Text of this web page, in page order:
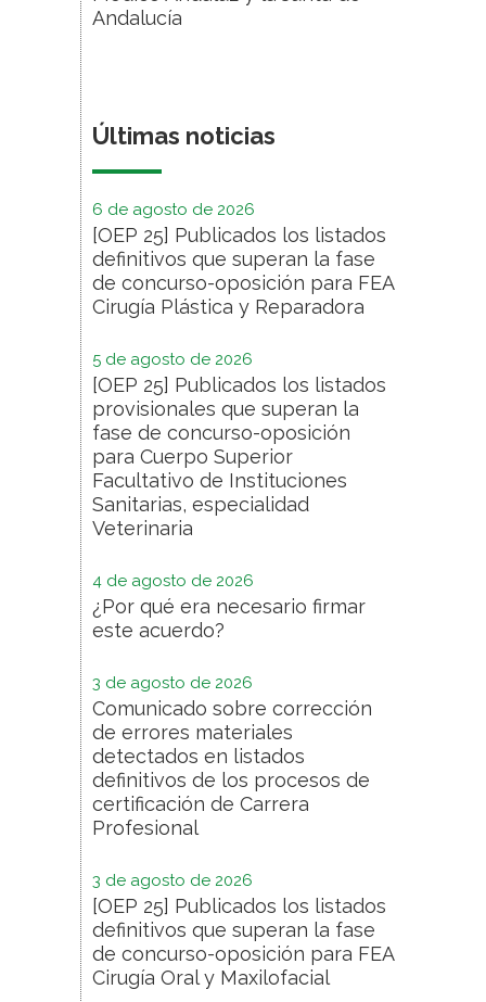
Andalucía
Últimas noticias
6 de agosto de 2026
[OEP 25] Publicados los listados
definitivos que superan la fase
de concurso-oposición para FEA
Cirugía Plástica y Reparadora
5 de agosto de 2026
[OEP 25] Publicados los listados
provisionales que superan la
fase de concurso-oposición
para Cuerpo Superior
Facultativo de Instituciones
Sanitarias, especialidad
Veterinaria
4 de agosto de 2026
¿Por qué era necesario firmar
este acuerdo?
3 de agosto de 2026
Comunicado sobre corrección
de errores materiales
detectados en listados
definitivos de los procesos de
certificación de Carrera
Profesional
3 de agosto de 2026
[OEP 25] Publicados los listados
definitivos que superan la fase
de concurso-oposición para FEA
Cirugía Oral y Maxilofacial